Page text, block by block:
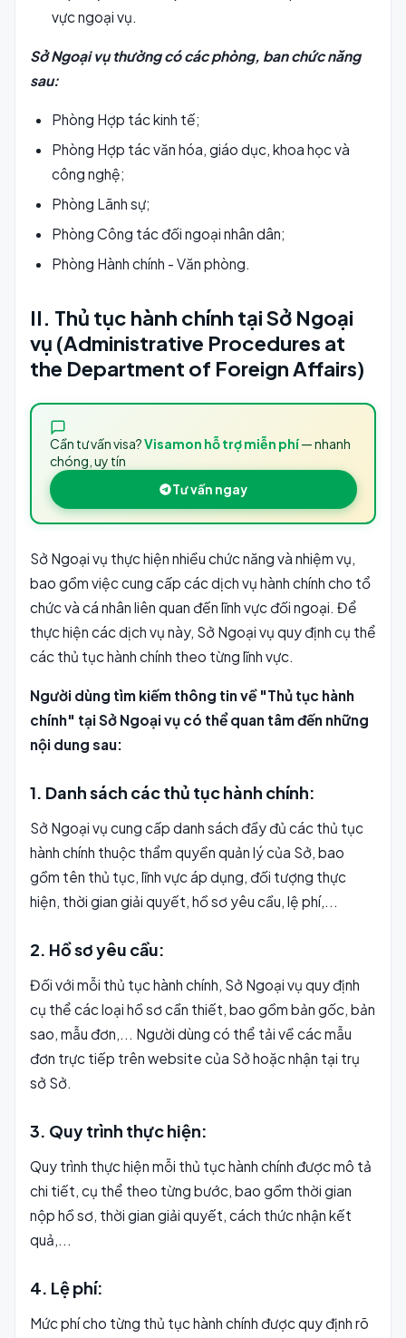
vực ngoại vụ.
Sở Ngoại vụ thường có các phòng, ban chức năng
sau:
Phòng Hợp tác kinh tế;
Phòng Hợp tác văn hóa, giáo dục, khoa học và
công nghệ;
Phòng Lãnh sự;
Phòng Công tác đối ngoại nhân dân;
Phòng Hành chính - Văn phòng.
II. Thủ tục hành chính tại Sở Ngoại
vụ (Administrative Procedures at
the Department of Foreign Affairs)
Cần tư vấn visa?Visamon hỗ trợ miễn phí— nhanh
chóng, uy tín
Tư vấn ngay
Sở Ngoại vụ thực hiện nhiều chức năng và nhiệm vụ,
bao gồm việc cung cấp các dịch vụ hành chính cho tổ
chức và cá nhân liên quan đến lĩnh vực đối ngoại. Để
thực hiện các dịch vụ này, Sở Ngoại vụ quy định cụ thể
các thủ tục hành chính theo từng lĩnh vực.
Người dùng tìm kiếm thông tin về "Thủ tục hành
chính" tại Sở Ngoại vụ có thể quan tâm đến những
nội dung sau:
1. Danh sách các thủ tục hành chính:
Sở Ngoại vụ cung cấp danh sách đầy đủ các thủ tục
hành chính thuộc thẩm quyền quản lý của Sở, bao
gồm tên thủ tục, lĩnh vực áp dụng, đối tượng thực
hiện, thời gian giải quyết, hồ sơ yêu cầu, lệ phí,...
2. Hồ sơ yêu cầu:
Đối với mỗi thủ tục hành chính, Sở Ngoại vụ quy định
cụ thể các loại hồ sơ cần thiết, bao gồm bản gốc, bản
sao, mẫu đơn,... Người dùng có thể tải về các mẫu
đơn trực tiếp trên website của Sở hoặc nhận tại trụ
sở Sở.
3. Quy trình thực hiện:
Quy trình thực hiện mỗi thủ tục hành chính được mô tả
chi tiết, cụ thể theo từng bước, bao gồm thời gian
nộp hồ sơ, thời gian giải quyết, cách thức nhận kết
quả,...
4. Lệ phí:
Mức phí cho từng thủ tục hành chính được quy định rõ